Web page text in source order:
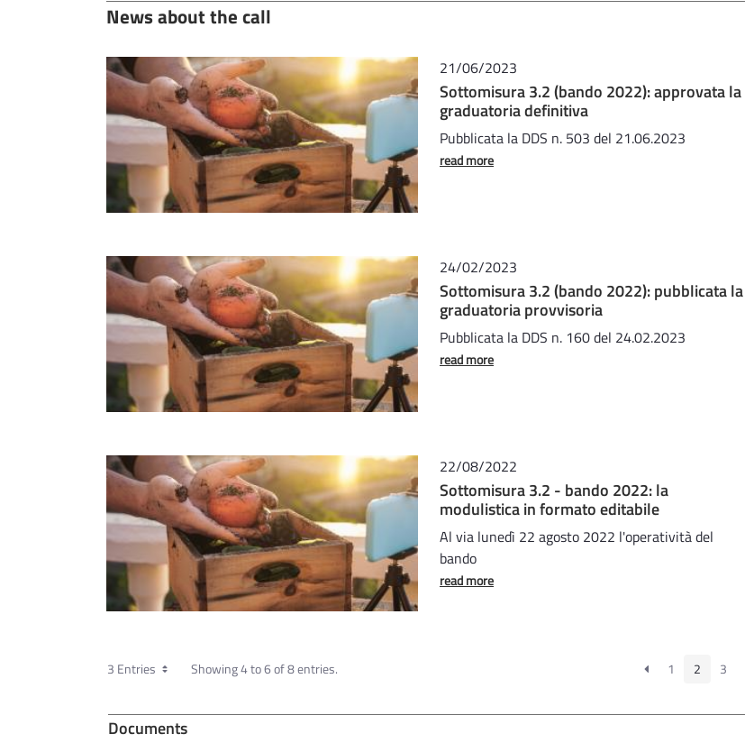
News about the call
21/06/2023
Sottomisura 3.2 (bando 2022): approvata la
graduatoria definitiva
Pubblicata la DDS n. 503 del 21.06.2023
read more
24/02/2023
Sottomisura 3.2 (bando 2022): pubblicata la
graduatoria provvisoria
Pubblicata la DDS n. 160 del 24.02.2023
read more
22/08/2022
Sottomisura 3.2 - bando 2022: la
modulistica in formato editabile
Al via lunedì 22 agosto 2022 l'operatività del
bando
read more
3 Entries Showing 4 to 6 of 8 entries. 1 2 3
Documents